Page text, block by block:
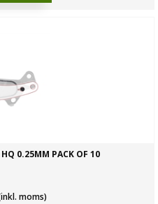
0.25MM PACK OF 10
moms)